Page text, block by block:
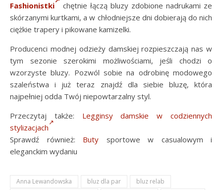
Fashionistki
chętnie łączą bluzy zdobione nadrukami ze
skórzanymi kurtkami, a w chłodniejsze dni dobierają do nich
ciężkie trapery i pikowane kamizelki.
Producenci modnej odzieży damskiej rozpieszczają nas w
tym sezonie szerokimi możliwościami, jeśli chodzi o
wzorzyste bluzy. Pozwól sobie na odrobinę modowego
szaleństwa i już teraz znajdź dla siebie bluzę, która
najpełniej odda Twój niepowtarzalny styl.
Przeczytaj także: Legginsy damskie w codziennych
stylizacjach
Sprawdź również: Buty sportowe w casualowym i
eleganckim wydaniu
Anna Lewandowska bluz dla par
bluz relab